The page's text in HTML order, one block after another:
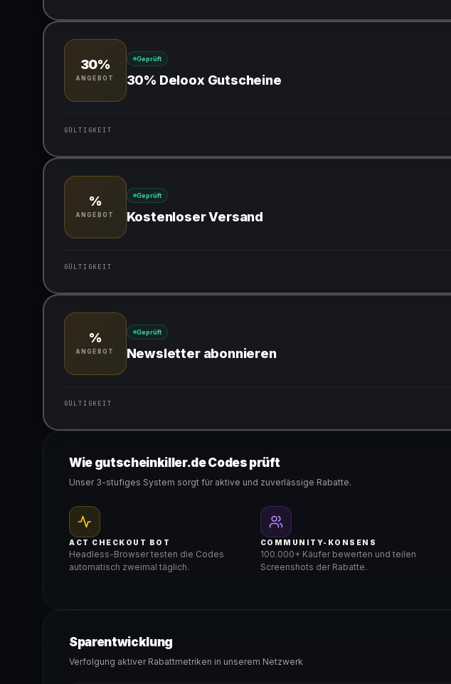
Gültig für teilnehmende Produkte
30%
ANGEBOT
Geprüft
30% Deloox Gutscheine
GÜLTIGKEIT
Gültig für teilnehmende Produkte
%
ANGEBOT
Geprüft
Kostenloser Versand
GÜLTIGKEIT
Gültig für teilnehmende Produkte
%
ANGEBOT
Geprüft
Newsletter abonnieren
GÜLTIGKEIT
Gültig für teilnehmende Produkte
Wie gutscheinkiller.de Codes prüft
Unser 3-stufiges System sorgt für aktive und zuverlässige Rabatte.
ACT CHECKOUT BOT
Headless-Browser testen die Codes
automatisch zweimal täglich.
COMMUNITY-KONSENS
100.000+ Käufer bewerten und teilen
Screenshots der Rabatte.
Sparentwicklung
Verfolgung aktiver Rabattmetriken in unserem Netzwerk